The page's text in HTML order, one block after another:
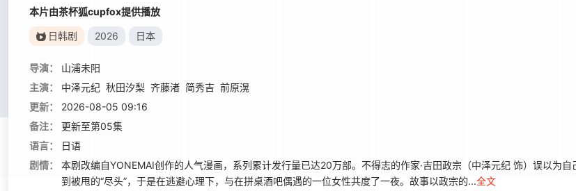
本片由茶杯狐cupfox提供播放
日韩剧 2026 日本
导演：
山浦未阳
主演：
中泽元纪 秋田汐梨 齐藤渚 简秀吉 前原滉
更新：
2026-08-05 09:16
备注：
更新至第05集
语言：
日语
剧情：
本剧改编自YONEMAI创作的人气漫画，系列累计发行量已达20万部。不得志的作家·吉田政宗（中泽元纪 饰）误以为
到被甩的“尽头”，于是在逃避心理下，与在拼桌酒吧偶遇的一位女性共度了一夜。故事以政宗的...全文